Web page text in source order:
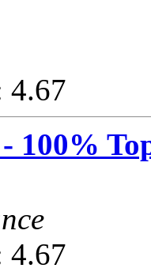
4.67
100%
4.67